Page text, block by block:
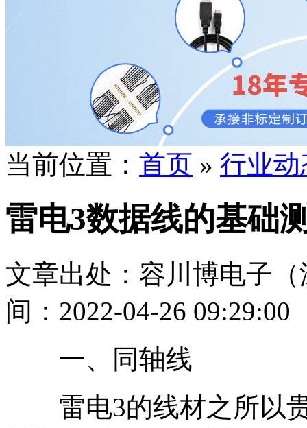
当前位置： 首页 » 行业动
雷电3数据线的基础
文章出处：容川博电子
间：2022-04-26 09:29:00
一、同轴线
雷电3的线材之所以贵